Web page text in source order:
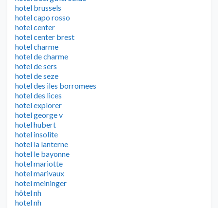
hotel brussels
hotel capo rosso
hotel center
hotel center brest
hotel charme
hotel de charme
hotel de sers
hotel de seze
hotel des iles borromees
hotel des lices
hotel explorer
hotel george v
hotel hubert
hotel insolite
hotel la lanterne
hotel le bayonne
hotel mariotte
hotel marivaux
hotel meininger
hôtel nh
hotel nh